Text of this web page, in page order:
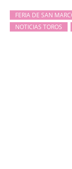
FERIA DE SAN
NOTICIAS TOROS